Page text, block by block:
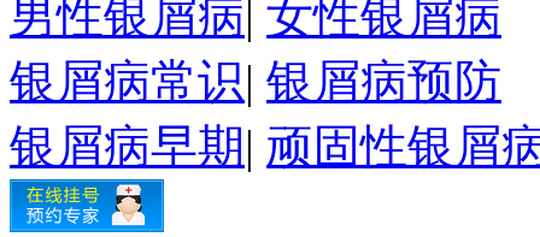
男性银屑病| 女性银屑病
银屑病常识| 银屑病预防
银屑病早期| 顽固性银屑